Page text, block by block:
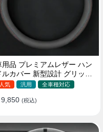
用品 プレミアムレザー ハン
ルカバー 新型設計 グリップ
向上 取付簡単 滑り止め 36〜
人気 汎用 全車種対応
(税込)